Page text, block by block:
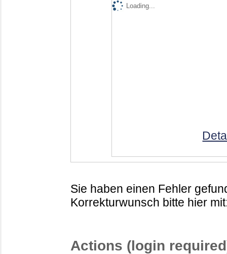
Loading...
Sie haben einen Fehler
Korrekturwunsch bitte hier
Actions (login